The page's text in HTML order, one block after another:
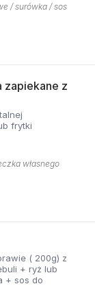
/ surówka / sos
zapiekane z
frytki
własnego
( 200g) z
+ ryż lub